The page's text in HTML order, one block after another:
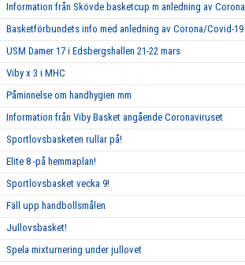
Information från Skövde basketcup m anledning av Corona
Basketförbundets info med anledning av Corona/Covid-19
USM Damer 17 i Edsbergshallen 21-22 mars
Viby x 3 i MHC
Påminnelse om handhygien mm
Information från Viby Basket angående Coronaviruset
Sportlovsbasketen rullar på!
Elite 8 -på hemmaplan!
Sportlovsbasket vecka 9!
Fäll upp handbollsmålen
Jullovsbasket!
Spela mixturnering under jullovet